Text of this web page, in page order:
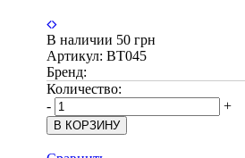
В наличии 50 грн
Артикул: BT045
Бренд:
Количество:
-
+